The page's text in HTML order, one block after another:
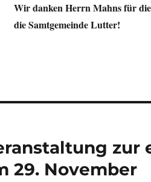
Wir danken Herrn Mahns für
die Samtgemeinde Lutter!
zur
29. November